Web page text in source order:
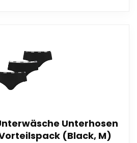
Unterhosen
(Black, M)